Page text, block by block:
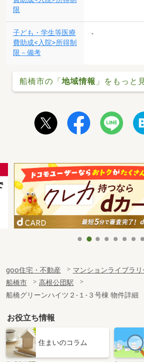
限
子ども・学生等医療
費助成<入院>所得制
限－備考
-
船橋市の「地域情報 」をもっと
goo住宅・不動産 マンションライブラリ
船橋市
高根公団駅
船橋グリーンハイツ２-１-３号棟 物件詳細
お役立ち情報
住まいのコラム